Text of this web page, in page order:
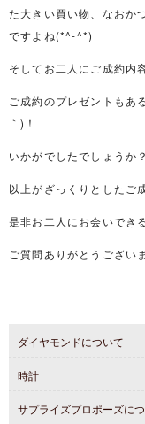
た大きい買い物、なおか
ですよね(*^-^*)
そしてお二人にご成約内
ご成約のプレゼントもあ
｀)！
いかがでしたでしょうか
以上がざっくりとしたご
是非お二人にお会いでき
ご質問ありがとうござい
ダイヤモンドについて
時計
サプライズプロポーズに